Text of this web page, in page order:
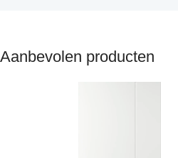
Aanbevolen producten